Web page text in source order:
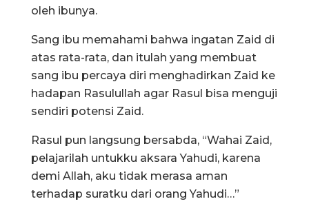
oleh ibunya.
Sang ibu memahami bahwa ingatan Zaid di
atas rata-rata, dan itulah yang membuat
sang ibu percaya diri menghadirkan Zaid ke
hadapan Rasulullah agar Rasul bisa menguji
sendiri potensi Zaid.
Rasul pun langsung bersabda, “Wahai Zaid,
pelajarilah untukku aksara Yahudi, karena
demi Allah, aku tidak merasa aman
terhadap suratku dari orang Yahudi…”